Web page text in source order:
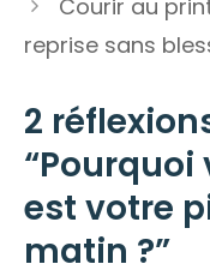
Courir au
reprise sans
2
est votre
matin ?”